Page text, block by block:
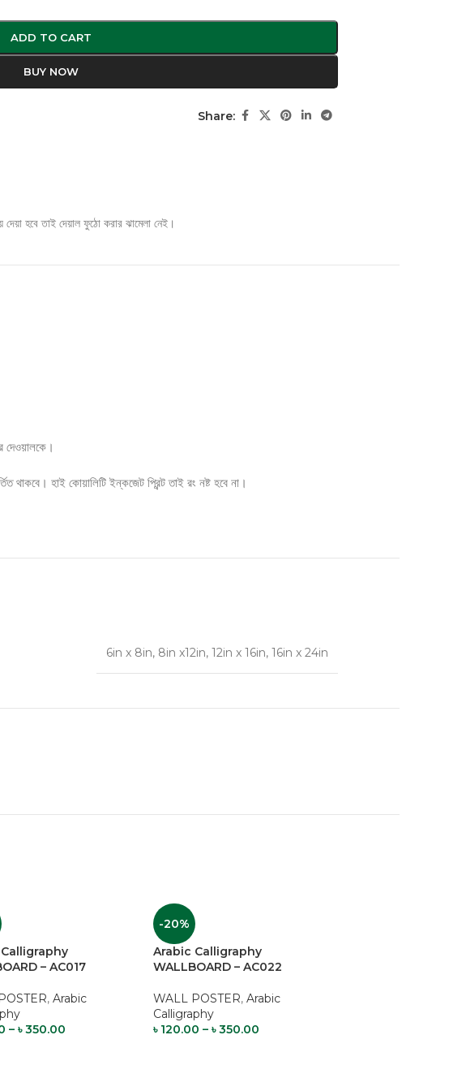
ADD TO CART
BUY NOW
Share:
হবে তাই দেয়াল ফুঠো করার ঝামেলা নেই।
দেওয়ালকে।
হাই কোয়ালিটি ইন্কজেট প্রিন্ট তাই রং নষ্ট হবে না।
6in x 8in, 8in x12in, 12in x 16in, 16in x 24in
– AC017
, Arabic
– ৳350.00
-20%
Arabic Calligraphy
WALLBOARD – AC022
WALL POSTER, Arabic
Calligraphy
৳ 120.00 – ৳350.00